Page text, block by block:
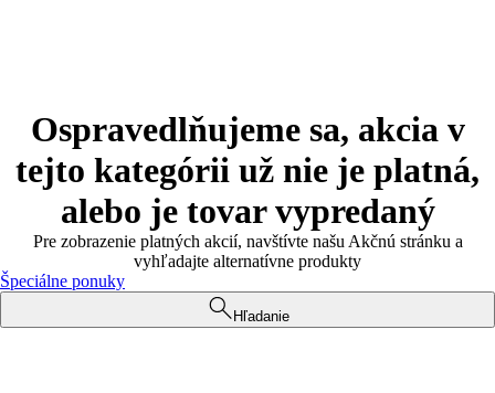
Ospravedlňujeme sa, akcia v
tejto kategórii už nie je platná,
alebo je tovar vypredaný
Pre zobrazenie platných akcií, navštívte našu Akčnú stránku a
vyhľadajte alternatívne produkty
Špeciálne ponuky
Hľadanie